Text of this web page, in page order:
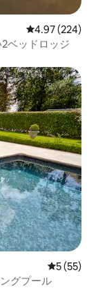
レビュー224
4.97 (224)
ベッドロッジ
レビュー
5 (55)
グプール